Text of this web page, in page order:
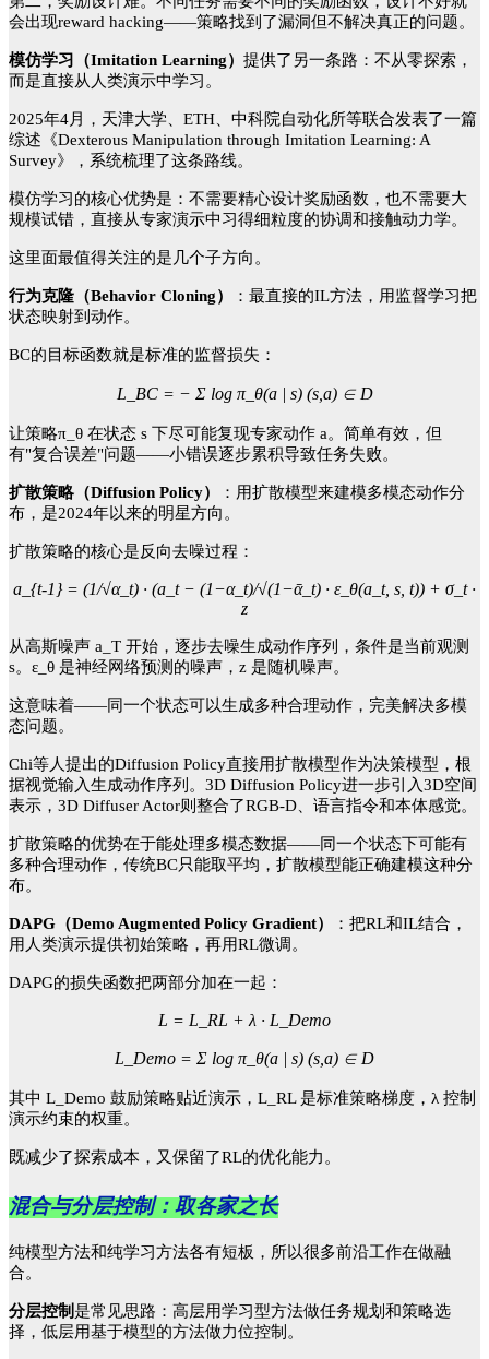
会出现reward hacking——策略找到了漏洞但不解决真正的问题。
模仿学习（Imitation Learning） 提供了另一条路：不从零探索，
而是直接从人类演示中学习。
2025年4月，天津大学、ETH、中科院自动化所等联合发表了一篇
综述《Dexterous Manipulation through Imitation Learning: A
Survey》，系统梳理了这条路线。
模仿学习的核心优势是：不需要精心设计奖励函数，也不需要大
规模试错，直接从专家演示中习得细粒度的协调和接触动力学。
这里面最值得关注的是几个子方向。
行为克隆（Behavior Cloning） ：最直接的IL方法，用监督学习把
状态映射到动作。
BC的目标函数就是标准的监督损失：
L_BC = − Σ log π_θ(a | s) (s,a) ∈ D
让策略π_θ 在状态 s 下尽可能复现专家动作 a。简单有效，但
有"复合误差"问题——小错误逐步累积导致任务失败。
扩散策略（Diffusion Policy）
：用扩散模型来建模多模态动作分
布，是2024年以来的明星方向。
扩散策略的核心是反向去噪过程：
a_{t-1} = (1/√α_t) · (a_t − (1−α_t)/√(1−ᾱ_t) · ε_θ(a_t, s, t)) + σ_t ·
z
从高斯噪声 a_T 开始，逐步去噪生成动作序列，条件是当前观测
s。ε_θ 是神经网络预测的噪声，z 是随机噪声。
这意味着——同一个状态可以生成多种合理动作，完美解决多模
态问题。
Chi等人提出的Diffusion Policy直接用扩散模型作为决策模型，根
据视觉输入生成动作序列。3D Diffusion Policy进一步引入3D空间
表示，3D Diffuser Actor则整合了RGB-D、语言指令和本体感觉。
扩散策略的优势在于能处理多模态数据——同一个状态下可能有
多种合理动作，传统BC只能取平均，扩散模型能正确建模这种分
布。
DAPG（Demo Augmented Policy Gradient） ：把RL和IL结合，
用人类演示提供初始策略，再用RL微调。
DAPG的损失函数把两部分加在一起：
L = L_RL + λ · L_Demo
L_Demo = Σ log π_θ(a | s) (s,a) ∈ D
其中 L_Demo 鼓励策略贴近演示，L_RL 是标准策略梯度，λ 控制
演示约束的权重。
既减少了探索成本，又保留了RL的优化能力。
混合与分层控制：取各家之长
纯模型方法和纯学习方法各有短板，所以很多前沿工作在做融
合。
分层控制是常见思路：高层用学习型方法做任务规划和策略选
择，低层用基于模型的方法做力位控制。